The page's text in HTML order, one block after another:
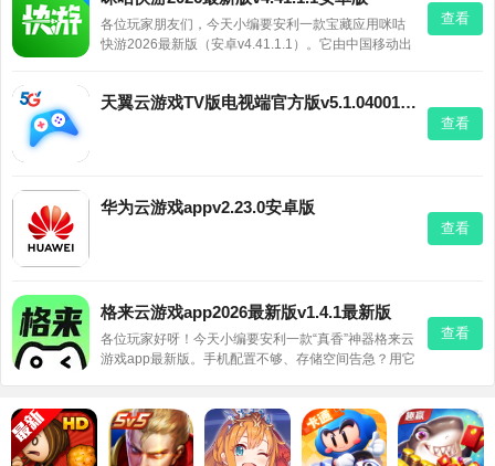
各位玩家朋友们，今天小编要安利一款宝藏应用咪咕
快游2026最新版（安卓v4.41.1.1）。它由中国移动出
机秒变游戏主机！还能通过它报名“移动电竞全国大
查看
天翼云游戏TV版电视端官方版v5.1.04001安卓版
查看
华为云游戏appv2.23.0安卓版
查看
格来云游戏app2026最新版v1.4.1最新版
各位玩家好呀！今天小编要安利一款“真香”神器格来云
游戏app最新版。手机配置不够、存储空间告急？用它
戏，延迟低到几乎无感。而且内置派对社区，一键开
黑联机，开车
查看